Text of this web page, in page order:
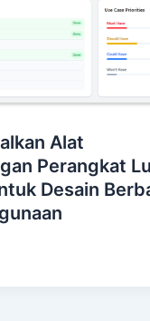
Alat
Perangkat
Desain